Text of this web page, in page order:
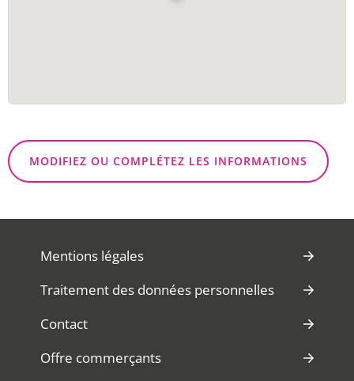
MODIFIEZ OU COMPLÉTEZ LES INFORMATIONS
Mentions légales
Traitement des données personnelles
Contact
Offre commerçants